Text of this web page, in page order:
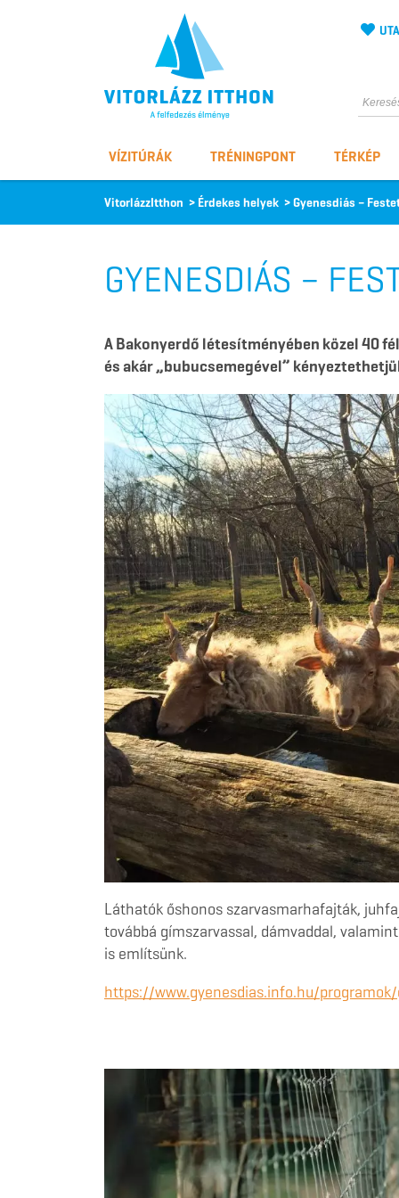
Vitorlázz itthon
VÍZITÚRÁK TRÉNINGPONT TÉRKÉP
VitorlázzItthon > Érdekes helyek >Gyenesdiás –
GYENESDIÁS –
A Bakonyerdő létesítményében közel 40
és akár „bubucsemegével”
Láthatók őshonos szarvasmarhafajták,
továbbá gímszarvassal, dámvaddal,
is említsünk.
https://www.gyenesdias.info.hu/